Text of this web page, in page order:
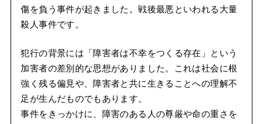
傷を負う事件が起きました。戦後最悪といわれる大量
殺人事件です。
犯行の背景には「障害者は不幸をつくる存在」という
加害者の差別的な思想がありました。これは社会に根
強く残る偏見や、障害者と共に生きることへの理解不
足が生んだものでもあります。
事件をきっかけに、障害のある人の尊厳や命の重さを